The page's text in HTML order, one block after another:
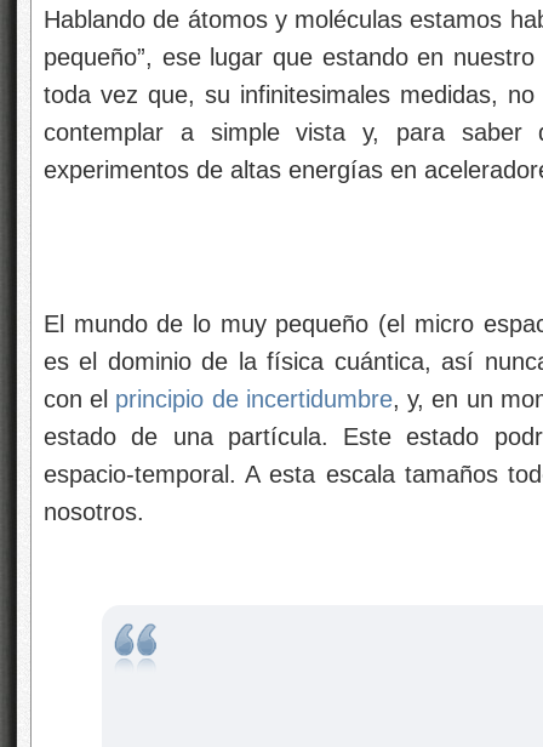
Hablando de átomos y moléculas estamos
pequeño”, ese lugar que estando en
toda vez que, su infinitesimales medidas,
contemplar a simple vista y, para
experimentos de altas energías en
El mundo de lo muy pequeño (el micro
es el dominio de la física cuántica, así
con el principio de incertidumbre, y, en un
estado de una partícula. Este estado
espacio-temporal. A esta escala tamaños
nosotros.